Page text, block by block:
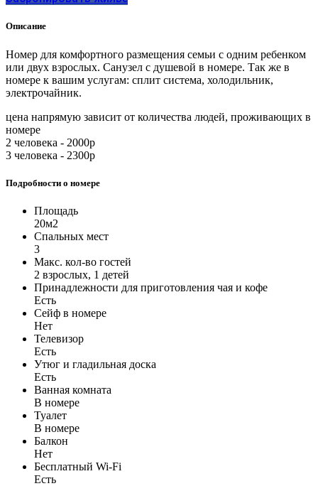
Описание
Номер для комфортного размещения семьи с одним ребенком
или двух взрослых. Санузел с душевой в номере. Так же в
номере к вашим услугам: сплит система, холодильник,
электрочайник.
цена напрямую зависит от количества людей, проживающих в
номере
2 человека - 2000р
3 человека - 2300р
Подробности о номере
Площадь
20м2
Спальных мест
3
Макс. кол-во гостей
2 взрослых, 1 детей
Принадлежности для приготовления чая и кофе
Есть
Сейф в номере
Нет
Телевизор
Есть
Утюг и гладильная доска
Есть
Ванная комната
В номере
Туалет
В номере
Балкон
Нет
Бесплатный Wi-Fi
Есть